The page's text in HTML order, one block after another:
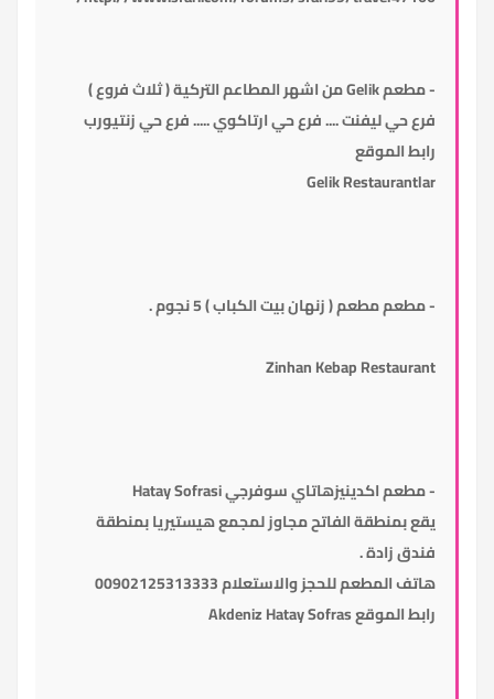
-مطعم
من اشهر المطاعم التركية ( ثلاث فروع )
فرع حي ليفنت .... فرع حي ارتاكوي ..... فرع حي زنتيورب
رابط الموقع
Gelik Restaurantlar
-مطعم مطعم ( زنهان بيت الكباب ) 5 نجوم .
Zinhan Kebap Restaurant
-مطعم اكدينيزهاتاي سوفرجي
يقع بمنطقة الفاتح مجاوز لمجمع هيستيريا بمنطقة
فندق زادة .
هاتف المطعم للحجز والاستعلام 00902125313333
رابط الموقعAkdeniz Hatay Sofras